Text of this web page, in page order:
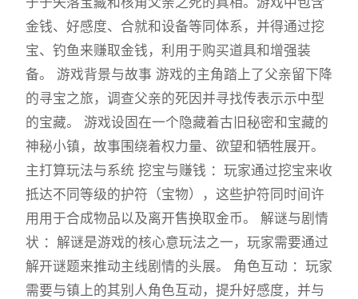
金钱、好感度、合就和设备等同体系，并得通过挖
宝、钓鱼来赚取金钱，利用于购买道具和增强装
备。 游戏背景与故事 游戏的主角踏上了父亲留下降
的寻宝之旅，调查父亲的死因并寻找传表示示中型
的宝藏。 游戏设固在一个隐藏着古旧秘密和宝藏的
神秘小镇，故事围绕着权力量、欲望和牺牲展开。
主打算玩法与系统 挖宝与赚钱 ：玩家通过挖宝来收
抵达不同等级的护符（宝物），这些护符同时间许
用用于合成物品以及离开售换取金币。 解谜与剧情
状 ：解谜是游戏的核心意玩法之一，玩家需要通过
解开谜题来推动主线剧情的头展。 角色互动 ：玩家
需要与镇上的其别人角色互动，提升好感度，并与